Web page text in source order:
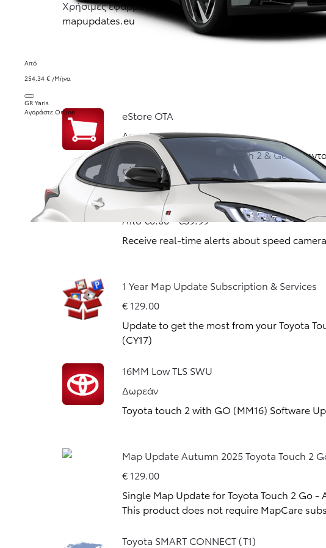
Από
254,34 € /Μήνα
GR Yaris
Αγοράστε Online
849,83 € /Μήνα
Corolla Touring Sports
Χρήσιμες εφαρμογές, χάρτες και υπηρεσίες για το
mapupdates.eu
eStore OTA
Δωρεάν
Ενημερώστε το Toyota Touch 2 & Go
εφαρμογών «Over-The-Air»
Coyote MM17/MM19
Από €0.00 - €39.99
Receive real-time alerts about speed
1 Year Map Update Subscription & Services
€ 129.00
Update to get the most from your Toyota
(CY17)
16MM Low TLS SWU
Δωρεάν
Toyota touch 2 with GO (MM16) Software
Map Update Autumn 2025 Toyota Touch 2
€ 129.00
Single Map Update for Toyota Touch 2 Go -
This product does not require MapCare
Toyota SMART CONNECT (T1)